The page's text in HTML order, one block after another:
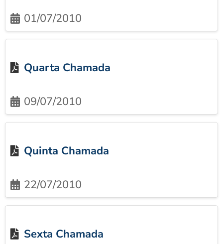
01/07/2010
Quarta Chamada
09/07/2010
Quinta Chamada
22/07/2010
Sexta Chamada